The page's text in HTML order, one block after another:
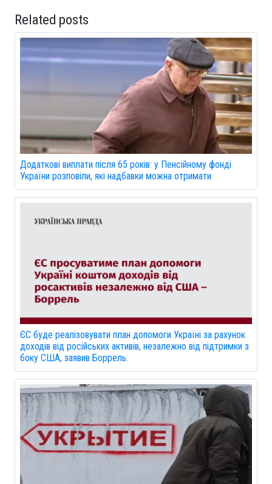
Related posts
Додаткові виплати після 65 років: у Пенсійному фонді
України розповіли, які надбавки можна отримати
ЄС буде реалізовувати план допомоги Україні за рахунок
доходів від російських активів, незалежно від підтримки з
боку США, заявив Боррель.